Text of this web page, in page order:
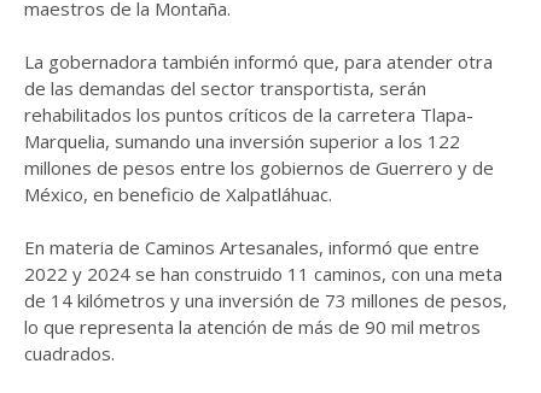
maestros de la Montaña.
La gobernadora también informó que, para atender otra
de las demandas del sector transportista, serán
rehabilitados los puntos críticos de la carretera Tlapa-
Marquelia, sumando una inversión superior a los 122
millones de pesos entre los gobiernos de Guerrero y de
México, en beneficio de Xalpatláhuac.
En materia de Caminos Artesanales, informó que entre
2022 y 2024 se han construido 11 caminos, con una meta
de 14 kilómetros y una inversión de 73 millones de pesos,
lo que representa la atención de más de 90 mil metros
cuadrados.